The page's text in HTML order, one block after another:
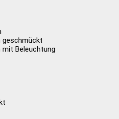
geschmückt
Beleuchtung